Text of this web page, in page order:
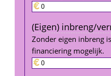
(Eigen) inbreng/
Zonder eigen inbreng
financiering mogelijk.